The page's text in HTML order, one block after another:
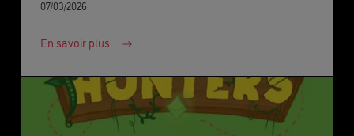
07/03/2026
En savoir plus